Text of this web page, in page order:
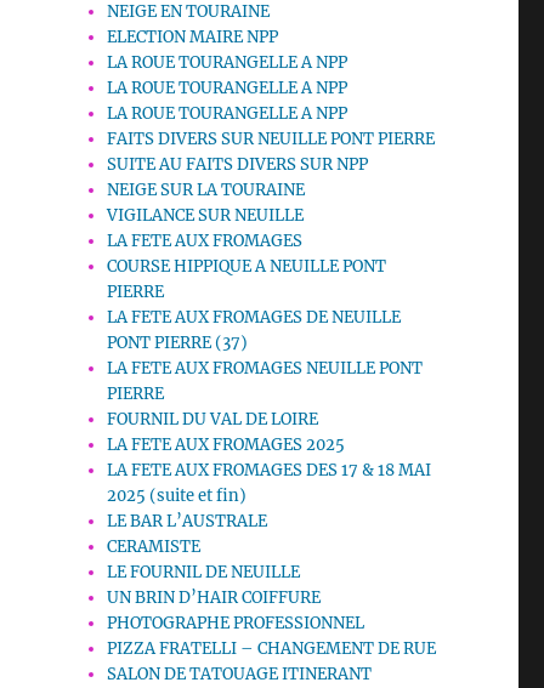
NEIGE EN TOURAINE
ELECTION MAIRE NPP
LA ROUE TOURANGELLE A NPP
LA ROUE TOURANGELLE A NPP
LA ROUE TOURANGELLE A NPP
FAITS DIVERS SUR NEUILLE PONT PIERRE
SUITE AU FAITS DIVERS SUR NPP
NEIGE SUR LA TOURAINE
VIGILANCE SUR NEUILLE
LA FETE AUX FROMAGES
COURSE HIPPIQUE A NEUILLE PONT
PIERRE
LA FETE AUX FROMAGES DE NEUILLE
PONT PIERRE (37)
LA FETE AUX FROMAGES NEUILLE PONT
PIERRE
FOURNIL DU VAL DE LOIRE
LA FETE AUX FROMAGES 2025
LA FETE AUX FROMAGES DES 17 & 18 MAI
2025 (suite et fin)
LE BAR L’AUSTRALE
CERAMISTE
LE FOURNIL DE NEUILLE
UN BRIN D’HAIR COIFFURE
PHOTOGRAPHE PROFESSIONNEL
PIZZA FRATELLI – CHANGEMENT DE RUE
SALON DE TATOUAGE ITINERANT